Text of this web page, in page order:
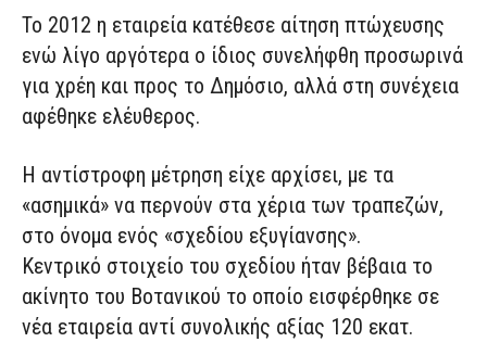
Το 2012 η εταιρεία κατέθεσε αίτηση πτώχευσης
ενώ λίγο αργότερα ο ίδιος συνελήφθη προσωρινά
για χρέη και προς το Δημόσιο, αλλά στη συνέχεια
αφέθηκε ελέυθερος.
Η αντίστροφη μέτρηση είχε αρχίσει, με τα
«ασημικά» να περνούν στα χέρια των τραπεζών,
στο όνομα ενός «σχεδίου εξυγίανσης».
Κεντρικό στοιχείο του σχεδίου ήταν βέβαια το
ακίνητο του Βοτανικού το οποίο εισφέρθηκε σε
νέα εταιρεία αντί συνολικής αξίας 120 εκατ.